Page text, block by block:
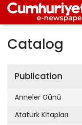
Catalog
Publication
Anneler Günü
Atatürk Kitapları